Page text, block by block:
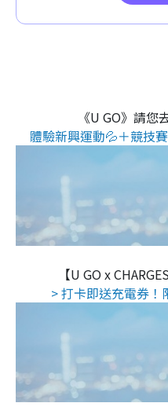
《U GO》請您
體驗新興運動💦＋競技
【U GO x
> 打卡即送充電券